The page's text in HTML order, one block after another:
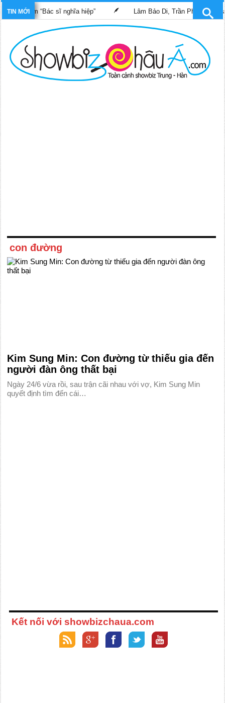
TIN MỚI
phim “Bác sĩ nghĩa hiệp” Lâm Bảo Di, Trần Pháp Dung tái
con đường
Kim Sung Min: Con đường từ thiếu gia đến
người đàn ông thất bại
Ngày 24/6 vừa rồi, sau trận cãi nhau với vợ, Kim Sung Min
quyết định tìm đến cái…
Kết nối với showbizchaua.com